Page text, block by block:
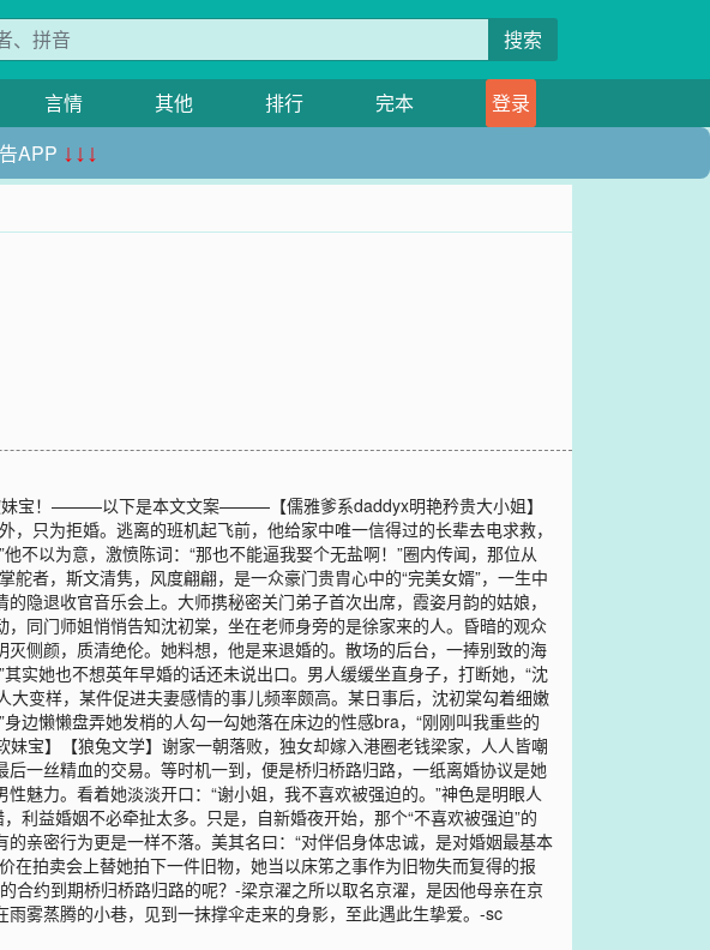
搜索
言情 其他 排行 完本
登录
APP ↓↓↓
妹宝！———以下是本文文案———【儒雅爹系daddyx明艳矜贵大小姐】
只为拒婚。逃离的班机起飞前，他给家中唯一信得过的长辈去电求救，
不以为意，激愤陈词：“那也不能逼我娶个无盐啊！”圈内传闻，那位从
者，斯文清隽，风度翩翩，是一众豪门贵胄心中的“完美女婿”，一生中
隐退收官音乐会上。大师携秘密关门弟子首次出席，霞姿月韵的姑娘，
同门师姐悄悄告知沈初棠，坐在老师身旁的是徐家来的人。昏暗的观众
侧颜，质清绝伦。她料想，他是来退婚的。散场的后台，一捧别致的海
实她也不想英年早婚的话还未说出口。男人缓缓坐直身子，打断她，“沈
大变样，某件促进夫妻感情的事儿频率颇高。某日事后，沈初棠勾着细嫩
边懒懒盘弄她发梢的人勾一勾她落在床边的性感bra，“刚刚叫我重些的
】【狼兔文学】谢家一朝落败，独女却嫁入港圈老钱梁家，人人皆嘲
一丝精血的交易。等时机一到，便是桥归桥路归路，一纸离婚协议是她
魅力。看着她淡淡开口：“谢小姐，我不喜欢被强迫的。”神色是明眼人
利益婚姻不必牵扯太多。只是，自新婚夜开始，那个“不喜欢被强迫”的
亲密行为更是一样不落。美其名曰：“对伴侣身体忠诚，是对婚姻最基本
在拍卖会上替她拍下一件旧物，她当以床笫之事作为旧物失而复得的报
合约到期桥归桥路归路的呢？-梁京濯之所以取名京濯，是因他母亲在京
雾蒸腾的小巷，见到一抹撑伞走来的身影，至此遇此生挚爱。-sc